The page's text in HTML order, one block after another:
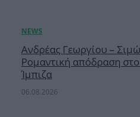
Ανδρέας Γεωργίου –
Ρομαντική απόδραση
Ίμπιζα
06.08.2026